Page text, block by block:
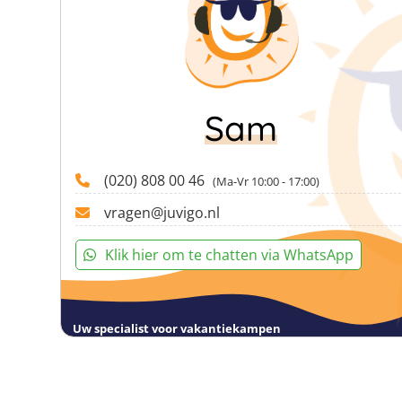
Na een intensieve dag vol muziek en theater
activiteiten, waarbij je de andere deelnemers
potje volleyballen, zwemmen, van de
vrienden. Zo kun je helemaal uitgerust aan de
Deze reis wordt georganiseerd in samenwerking met Stichting
Sam
(020) 808 00 46 (Ma-Vr 10:00 - 17:00)
vragen@juvigo.nl
Klik hier om te chatten via WhatsApp
Uw specialist voor vakantiekampen